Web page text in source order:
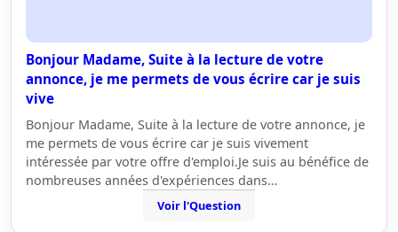
Bonjour Madame, Suite à la lecture de votre
annonce, je me permets de vous écrire car je suis
vive
Bonjour Madame, Suite à la lecture de votre annonce, je
me permets de vous écrire car je suis vivement
intéressée par votre offre d'emploi.Je suis au bénéfice de
nombreuses années d'expériences dans…
Voir l'Question